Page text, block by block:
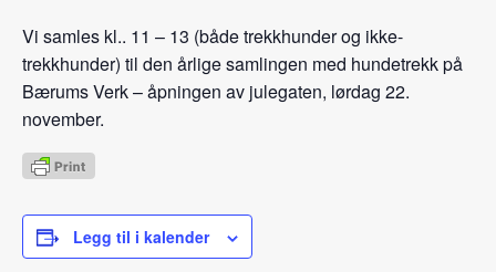
Vi samles kl.. 11 – 13 (både trekkhunder og ikke-
trekkhunder) til den årlige samlingen med hundetrekk på
Bærums Verk – åpningen av julegaten, lørdag 22.
november.
Legg til i kalender